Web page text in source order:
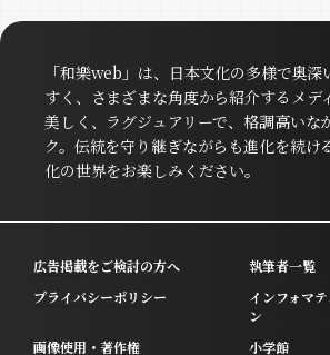
「和樂web」は、日本文化の多様で奥
すく、さまざまな角度から紹介するメデ
美しく、ラグジュアリーで、格調高いな
ク。伝統を守り継ぎながらも進化を続け
化の世界をお楽しみください。
広告掲載をご検討の方へ
執筆者一覧
プライバシーポリシー
インフォマ
ン
画像使用・著作権
小学館